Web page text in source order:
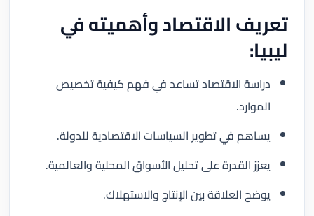
تعريف الاقتصاد وأهميته في
ليبيا:
دراسة الاقتصاد تساعد في فهم كيفية تخصيص
الموارد.
يساهم في تطوير السياسات الاقتصادية للدولة.
يعزز القدرة على تحليل الأسواق المحلية والعالمية.
يوضح العلاقة بين الإنتاج والاستهلاك.